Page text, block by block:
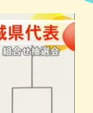
居酒屋・バ
沖縄料理